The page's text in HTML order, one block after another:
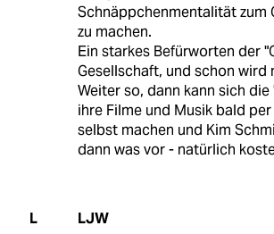
Schnäppchenmentalität zum
zu machen.
Ein starkes Befürworten der
Gesellschaft, und schon wird
Weiter so, dann kann sich
ihre Filme und Musik bald
selbst machen und Kim
dann was vor - natürlich
L LJW